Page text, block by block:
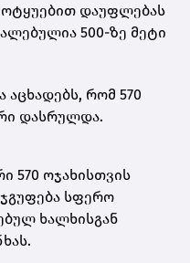
დაუფლებას
500-ზე მეტი
აცხადებს, რომ 570
დასრულდა.
570 ოჯახისთვის
სფერო
ხალხისგან